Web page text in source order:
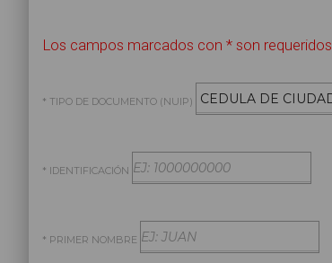
Los campos marcados con * son requeridos.
* TIPO DE DOCUMENTO (NUIP)
* IDENTIFICACIÓN
* PRIMER NOMBRE